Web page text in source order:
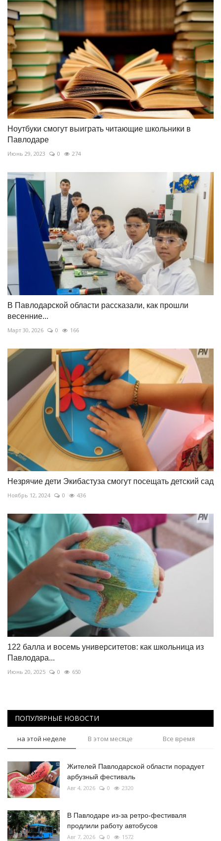
Ноутбуки смогут выиграть читающие школьники в
Павлодаре
Июнь 29, 2023 0 274
В Павлодарской области рассказали, как прошли
весенние...
Март 30, 2026 0 166
Незрячие дети Экибастуза смогут посещать детский сад
Ноябрь 12, 2024 0 436
122 балла и восемь университетов: как школьница из
Павлодара...
Июнь 20, 2025 0 650
ПОПУЛЯРНЫЕ НОВОСТИ
на этой неделе В этом месяце Все время
Жителей Павлодарской области порадует
арбузный фестиваль
Авг 4, 2026 0 2320
В Павлодаре из-за ретро-фестиваля
продлили работу автобусов
Авг 7, 2026 0 1572